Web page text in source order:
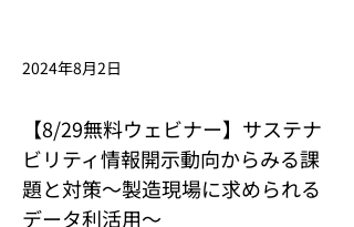
2024年8月2日
【8/29無料ウェビナー】サステナ
ビリティ情報開示動向からみる課
題と対策～製造現場に求められる
データ利活用～